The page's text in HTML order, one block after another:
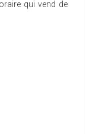
qui vend de